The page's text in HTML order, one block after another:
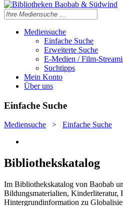
Mediensuche
Einfache Suche
Erweiterte Suche
E-Medien / Film-
Suchtipps
Mein Konto
Über uns
Einfache Suche
Mediensuche > Einfache Suche
Bibliothekskatalog
Im Bibliothekskatalog von Baobab
Bildungsmaterialien, Kinderliteratur,
Hintergrundinformation zu